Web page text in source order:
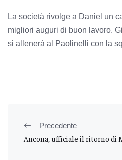
La società rivolge a Daniel un
migliori auguri di buon lavoro.
si allenerà al Paolinelli con la
Precedente
Ancona, ufficiale il ritorno di